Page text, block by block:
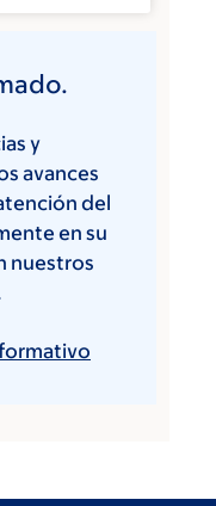
y
avances
del
en su
nuestros